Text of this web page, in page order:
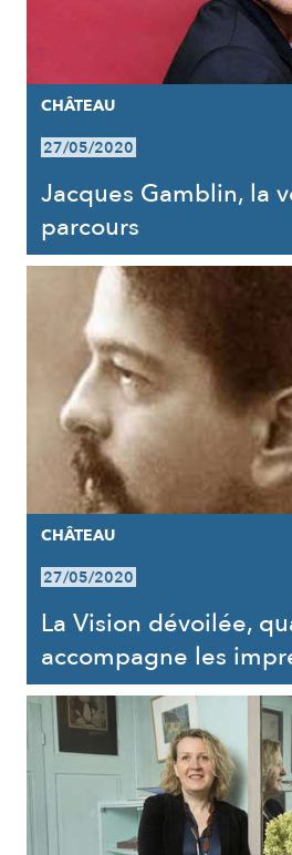
CHÂTEAU
27/05/2020
Jacques Gamblin, la
parcours
CHÂTEAU
27/05/2020
La Vision dévoilée,
accompagne les